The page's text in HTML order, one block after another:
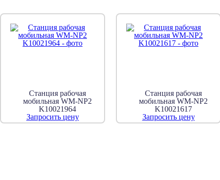
Станция рабочая
мобильная WM-NP2
K10021964
Запросить цену
Станция рабочая
мобильная WM-NP2
K10021617
Запросить цену